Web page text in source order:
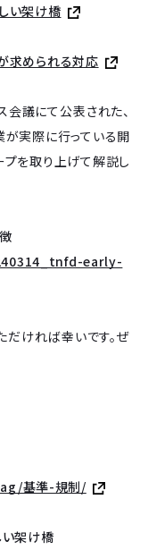
い架け橋
求められる対応
議にて公表された、
が実際に行っている開
プを取り上げて解説し
early-
ければ幸いです。ぜ
基準-規制/
い架け橋